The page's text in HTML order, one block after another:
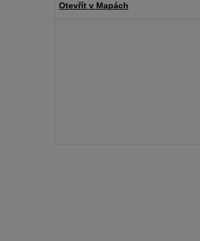
Otevřít v Mapách